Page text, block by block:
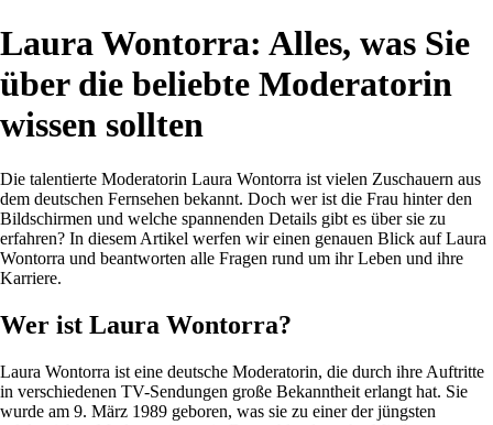
Laura Wontorra: Alles, was Sie
über die beliebte Moderatorin
wissen sollten
Die talentierte Moderatorin Laura Wontorra ist vielen Zuschauern aus
dem deutschen Fernsehen bekannt. Doch wer ist die Frau hinter den
Bildschirmen und welche spannenden Details gibt es über sie zu
erfahren? In diesem Artikel werfen wir einen genauen Blick auf Laura
Wontorra und beantworten alle Fragen rund um ihr Leben und ihre
Karriere.
Wer ist Laura Wontorra?
Laura Wontorra ist eine deutsche Moderatorin, die durch ihre Auftritte
in verschiedenen TV-Sendungen große Bekanntheit erlangt hat. Sie
wurde am 9. März 1989 geboren, was sie zu einer der jüngsten